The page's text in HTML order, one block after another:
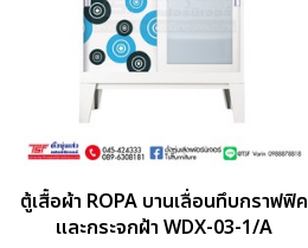
ตู้เสื้อผ้า ROPA บานเลื่อนทึบกราฟฟิค
และกระจกฝ้า WDX-03-1/A